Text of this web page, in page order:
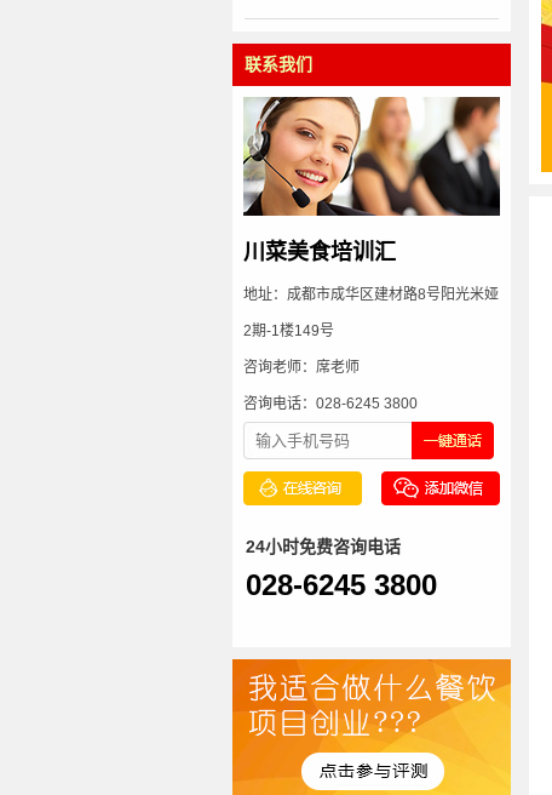
联系我们
川菜美食培训汇
地址：成都市成华区建材路8号阳光米娅
2期-1楼149号
咨询老师：席老师
咨询电话：028-6245 3800
24小时免费咨询电话
028-6245 3800